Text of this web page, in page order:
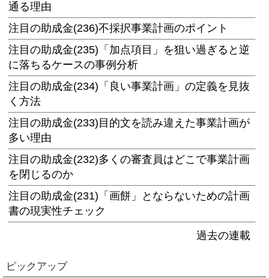
通る理由
注目の助成金(236)不採択事業計画のポイント
注目の助成金(235)「加点項目」を狙い過ぎると逆
に落ちるケースの事例分析
注目の助成金(234)「良い事業計画」の定義を見抜
く方法
注目の助成金(233)目的文を読み違えた事業計画が
多い理由
注目の助成金(232)多くの審査員はどこで事業計画
を閉じるのか
注目の助成金(231)「画餅」とならないための計画
書の現実性チェック
過去の連載
ピックアップ